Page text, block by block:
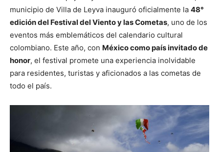
municipio de Villa de Leyva inauguró oficialmente la 48°
edición del Festival del Viento y las Cometas, uno de los
eventos más emblemáticos del calendario cultural
colombiano. Este año, con México como país invitado de
honor, el festival promete una experiencia inolvidable
para residentes, turistas y aficionados a las cometas de
todo el país.